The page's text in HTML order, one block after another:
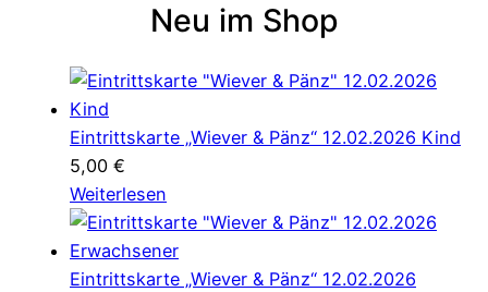
Neu im Shop
Eintrittskarte „Wiever & Pänz“ 12.02.2026 Kind
5,00 €
Weiterlesen
Eintrittskarte „Wiever & Pänz“ 12.02.2026